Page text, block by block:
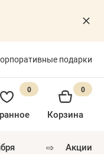
подарки
0
Корзина
0
⇨ акции